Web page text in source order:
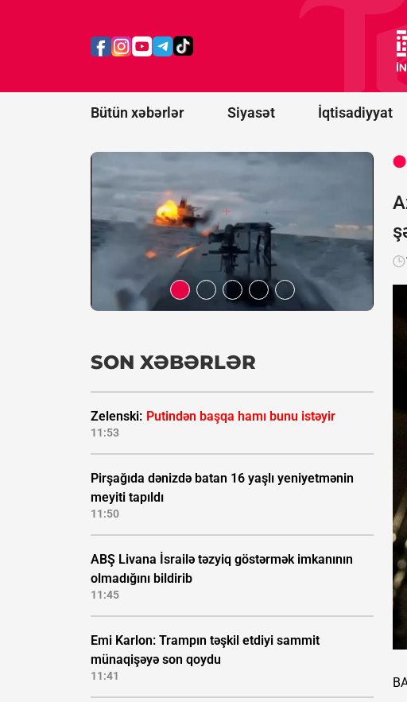
Bütün xəbərlər Siyasət İqtisadiyyat
daha 12
edildi
SON XƏBƏRLƏR
Zelenski: Putindən başqa hamı bunu istəyir
11:53
Pirşağıda dənizdə batan 16 yaşlı yeniyetmənin
meyiti tapıldı
11:50
ABŞ Livana İsrailə təzyiq göstərmək imkanının
olmadığını bildirib
11:45
Emi Karlon: Trampın təşkil etdiyi sammit
münaqişəyə son qoydu
11:41